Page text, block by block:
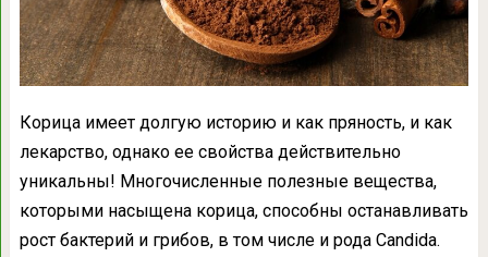
Корица имеет долгую историю и как пряность, и как
лекарство, однако ее свойства действительно
уникальны! Многочисленные полезные вещества,
которыми насыщена корица, способны останавливать
рост бактерий и грибов, в том числе и рода Candida.